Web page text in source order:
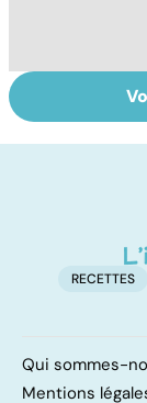
La
RECETTES
Qui sommes-
Mentions